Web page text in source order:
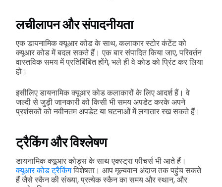
लचीलापन और संपादनीयता
एक डायनामिक क्यूआर कोड के साथ, कलाकार स्टोर कंटेंट को
क्यूआर कोड में बदल सकते हैं। एक बार संपादित किया जाए, परिवर्तन
वास्तविक समय में प्रतिबिंबित होंगे, भले ही वे कोड को प्रिंट कर लिया
हो।
इसीलिए डायनामिक क्यूआर कोड कलाकारों के लिए आदर्श हैं। वे
जल्दी से जुड़ी जानकारी को किसी भी समय अपडेट करके अपने
प्रशंसकों को नवीनतम अपडेट या घटनाओं में लगातार रख सकते हैं।
ट्रैकिंग और विश्लेषण
डायनामिक क्यूआर कोड्स के साथ एक्स्ट्रा फीचर्स भी आते हैं।
क्यूआर कोड ट्रैकिंगविशेषता। आप मूल्यवान अंदाज तक पहुंच सकते
हैं जैसे स्कैन की संख्या, प्रत्येक स्कैन का समय और स्थान, और